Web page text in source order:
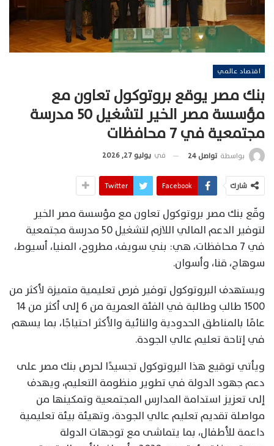
اقتصاد عالمي
بنك مصر يوقع بروتوكول تعاون مع
مؤسسة مصر الخير لتشغيل 50 مدرسة
مجتمعية في 7 محافظات
بواسطة تواصل 24 في يوليو 27, 2026
شارك Facebook
Twitter
وقّع بنك مصر بروتوكول تعاون مع مؤسسة مصر الخير
لتوفير الدعم المالي اللازم لتشغيل 50 مدرسة مجتمعية
في 7 محافظات، هي: بني سويف، مطروح، المنيا، أسيوط،
سوهاج، قنا، وأسوان.
ويستهدف البروتوكول توفير فرص تعليمية متميزة لأكثر من
1500 طالب وطالبة في الفئة العمرية من 6 إلى أكثر من 14
عامًا بالمناطق الحدودية والنائية والأكثر احتياجًا، بما يسهم
في إتاحة تعليم عالي الجودة.
ويأتي توقيع هذا البروتوكول تجسيدًا لحرص بنك مصر على
دعم جهود الدولة في تطوير منظومة التعليم، ويهدف
إلى تعزيز استدامة المدارس المجتمعية وتمكينها من
مواصلة تقديم تعليم عالي الجودة، وتهيئة بيئة تعليمية
داعمة للأطفال، بما يتماشى مع توجهات الدولة